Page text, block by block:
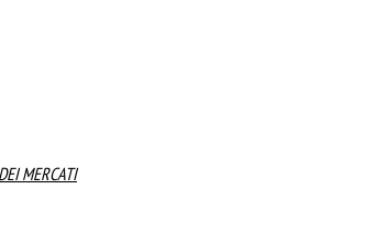
MERCATI